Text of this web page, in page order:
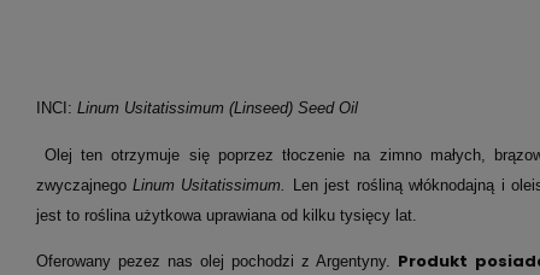
INCI: Linum Usitatissimum (Linseed) Seed Oil
Olej ten otrzymuje się poprzez tłoczenie na zimno małych,
zwyczajnegoLinum Usitatissimum.
Len jest rośliną włóknodajną i
jest to roślina użytkowa uprawiana od kilku tysięcy lat.
Oferowany pezez nas olej pochodzi z Argentyny. Produkt